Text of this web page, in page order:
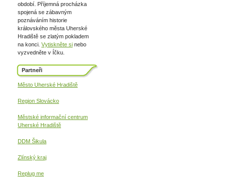
období. Příjemná procházka
spojená se zábavným
poznáváním historie
královského města Uherské
Hradiště se zlatým pokladem
na konci. Vytiskněte si nebo
vyzvedněte v Íčku.
Partneři
Město Uherské Hradiště
Region Slovácko
Městské informační centrum
Uherské Hradiště
DDM Šikula
Zlínský kraj
Replug me